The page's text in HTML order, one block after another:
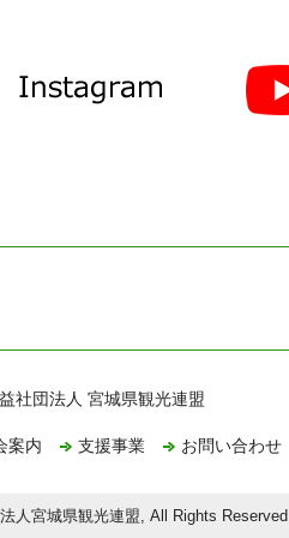
社団法人 宮城県観光連盟
案内 支援事業 お問い合わせ
人宮城県観光連盟, All Rights Reserved.